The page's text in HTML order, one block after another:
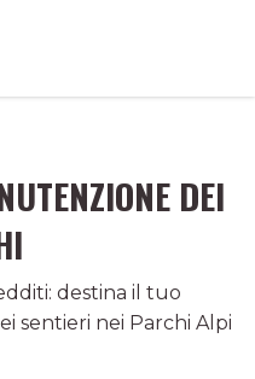
DEI
destina il tuo
sentieri nei Parchi Alpi